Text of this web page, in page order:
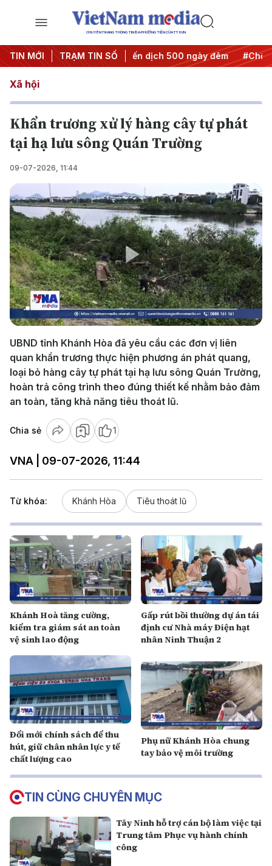
CHUYÊN TRANG THÔNG TIN ĐA PHƯƠNG TIỆN CỦA TTXVN
TIN MỚI TRẠM TIN SỐ
hành động #Chiến dịch 500 ngày đêm #Chống khai
Xã hội
Khẩn trương xử lý hàng cây tự phát
tại hạ lưu sông Quán Trường
09-07-2026, 11:44
Play
Video
UBND tỉnh Khánh Hòa đã yêu cầu các đơn vị liên
quan khẩn trương thực hiện phương án phát quang,
loại bỏ hàng cây tự phát tại hạ lưu sông Quán Trường,
hoàn trả công trình theo đúng thiết kế nhằm bảo đảm
an toàn, tăng khả năng tiêu thoát lũ.
Chia sẻ 1
VNA | 09-07-2026, 11:44
Từ khóa: Khánh Hòa Tiêu thoát lũ
Khánh Hoà tăng cường,
kiểm tra giám sát an toàn
vệ sinh lao động
Gấp rút bồi thường dự án tái
định cư Nhà máy Điện hạt
nhân Ninh Thuận 2
Đổi mới chính sách để thu
hút, giữ chân nhân lực y tế
chất lượng cao
Phụ nữ Khánh Hòa chung
tay bảo vệ môi trường
TIN CÙNG CHUYÊN MỤC
Tây Ninh hỗ trợ cán bộ làm việc tại
Trung tâm Phục vụ hành chính
công